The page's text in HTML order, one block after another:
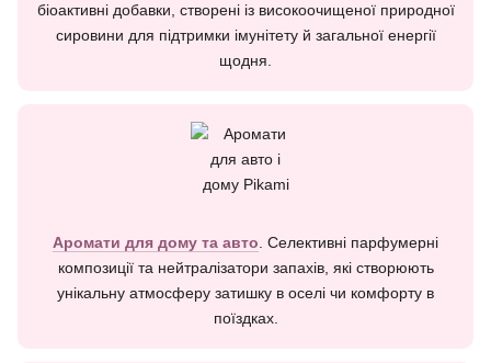
біоактивні добавки, створені із високоочищеної природної
сировини для підтримки імунітету й загальної енергії
щодня.
Аромати для дому та авто . Селективні парфумерні
композиції та нейтралізатори запахів, які створюють
унікальну атмосферу затишку в оселі чи комфорту в
поїздках.